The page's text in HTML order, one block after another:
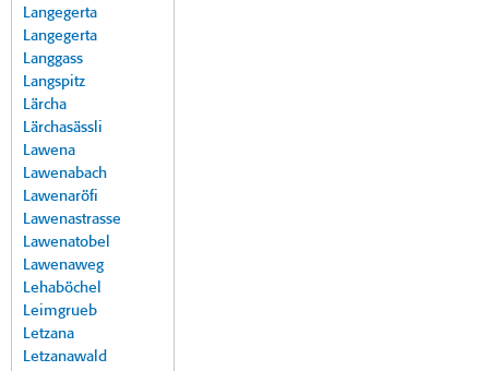
Langegerta
Langegerta
Langgass
Langspitz
Lärcha
Lärchasässli
Lawena
Lawenabach
Lawenaröfi
Lawenastrasse
Lawenatobel
Lawenaweg
Lehaböchel
Leimgrueb
Letzana
Letzanawald